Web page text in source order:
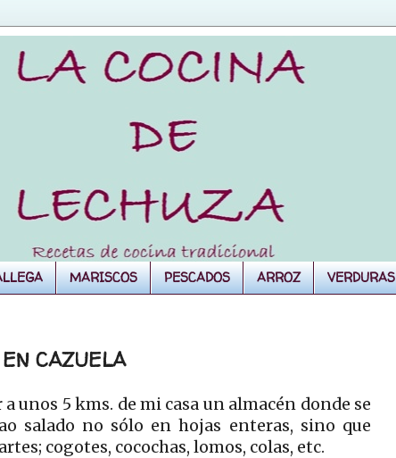
MARISCOS PESCADOS ARROZ VERDURAS
CAZUELA
unos 5 kms. de mi casa un almacén donde se
salado no sólo en hojas enteras, sino que
cogotes, cocochas, lomos, colas, etc.